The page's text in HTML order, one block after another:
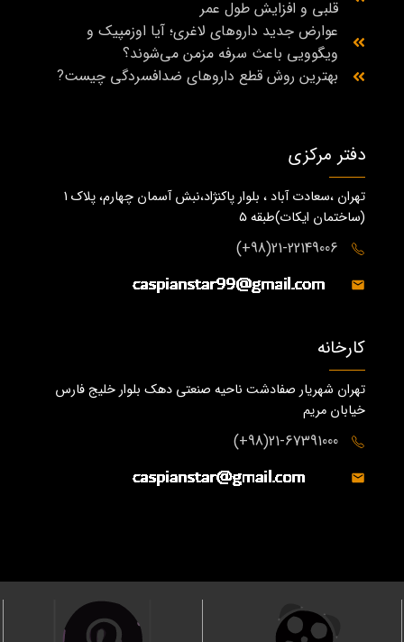
قلبی و افزایش طول عمر
عوارض جدید داروهای لاغری؛ آیا اوزمپیک و
ویگوویی باعث سرفه مزمن می‌شوند؟
بهترین روش قطع داروهای ضدافسردگی چیست?
دفتر مرکزی
تهران ،سعادت آباد ، بلوار پاکنژاد،نبش آسمان چهارم، پلاک 1
(ساختمان ايكات)طبقه ٥
21-22149006(98+)
کارخانه
تهران شهریار صفادشت ناحیه صنعتی دهک بلوار خلیج فارس
خیابان مریم
21-67391000(98+)